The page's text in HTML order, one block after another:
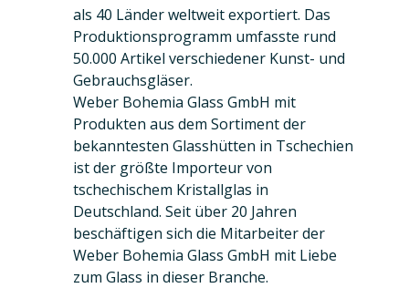
als 40 Länder weltweit exportiert. Das
Produktionsprogramm umfasste rund
50.000 Artikel verschiedener Kunst- und
Gebrauchsgläser.
Weber Bohemia Glass GmbH mit
Produkten aus dem Sortiment der
bekanntesten Glasshütten in Tschechien
ist der größte Importeur von
tschechischem Kristallglas in
Deutschland. Seit über 20 Jahren
beschäftigen sich die Mitarbeiter der
Weber Bohemia Glass GmbH mit Liebe
zum Glass in dieser Branche.